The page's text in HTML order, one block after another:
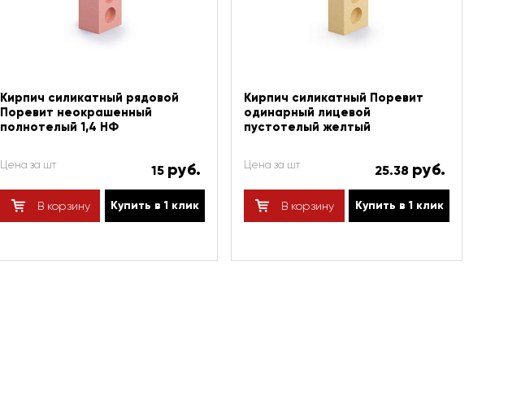
Кирпич силикатный рядовой
Поревит неокрашенный
полнотелый 1,4 НФ
Цена за шт 15 руб.
В корзину Купить в 1 клик
Кирпич силикатный Поревит
одинарный лицевой
пустотелый желтый
Цена за шт 25.38 руб.
В корзину Купить в 1 клик